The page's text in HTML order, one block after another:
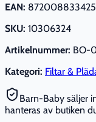
EAN:
SKU: 10306324
Artikelnummer: BO-
Kategori: Filtar &
Barn-Baby säljer
hanteras av butiken